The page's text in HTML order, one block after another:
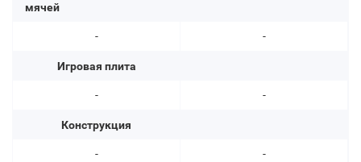
мячей
-
Игровая плита
-
Конструкция
-
-
-
-